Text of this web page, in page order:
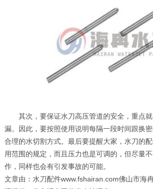
其次，要保证水刀高压管道的安全，重点就
漏。因此，要按照使用说明每隔一段时间跟换
合理的水切割方式。最后要提醒大家，水刀的
用范围的规定，而且压力也是可调的，但尽量
作，同样也会有引发事故的可能。
文章由：水刀配件www.fshairan.com佛山市海